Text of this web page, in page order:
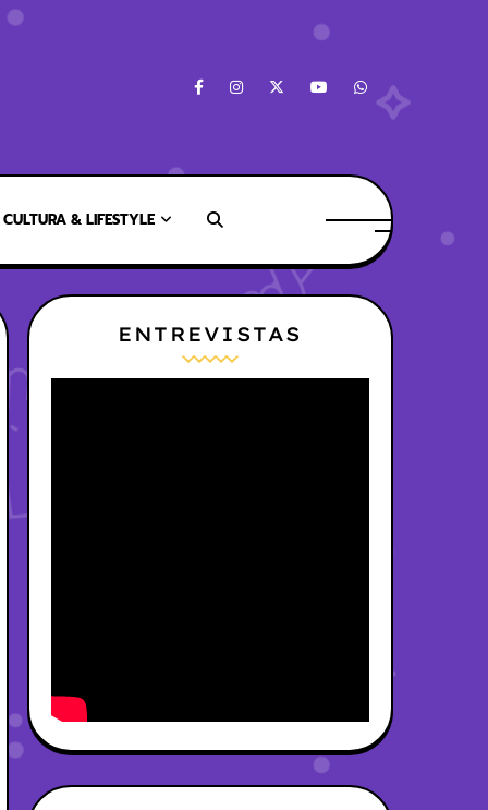
CULTURA & LIFESTYLE
ENTREVISTAS